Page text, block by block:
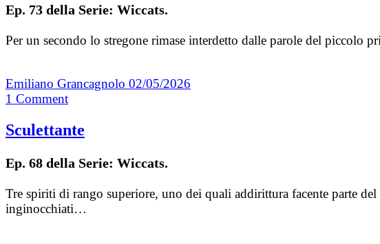
Ep. 73 della Serie: Wiccats.
Per un secondo lo stregone rimase interdetto dalle parole del piccolo
Emiliano Grancagnolo 02/05/2026
1 Comment
Sculettante
Ep. 68 della Serie: Wiccats.
Tre spiriti di rango superiore, uno dei quali addirittura facente parte
inginocchiati…